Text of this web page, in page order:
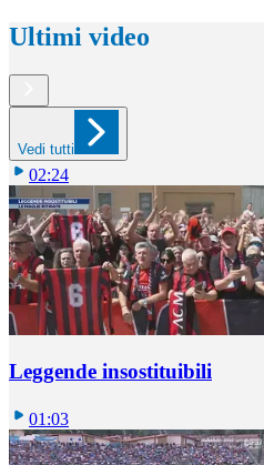
Ultimi video
Vedi tutti
02:24
Leggende insostituibili
01:03